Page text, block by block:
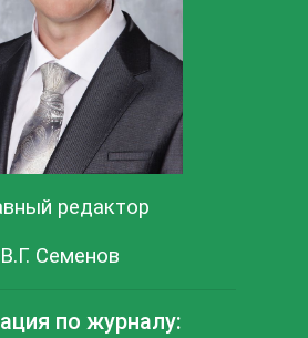
редактор
В.Г. Семенов
по журналу: